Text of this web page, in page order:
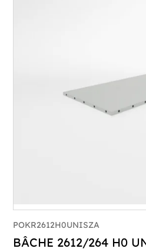
POKR2612H0UNISZA
BÂCHE 2612/264 H0